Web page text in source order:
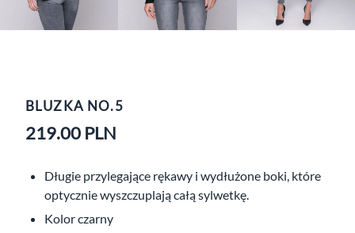
BLUZKA NO.5
219.00 PLN
Długie przylegające rękawy i wydłużone boki, które
optycznie wyszczuplają całą sylwetkę.
Kolor czarny